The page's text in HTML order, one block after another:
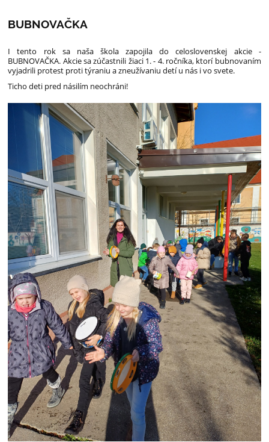
BUBNOVAČKA
I tento rok sa naša škola zapojila do celoslovenskej akcie -
BUBNOVAČKA. Akcie sa zúčastnili žiaci 1. - 4. ročníka, ktorí bubnovaním
vyjadrili protest proti týraniu a zneužívaniu detí u nás i vo svete.
Ticho deti pred násilím neochráni!